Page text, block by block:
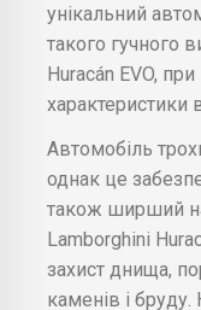
унікальний
такого гучного
Huracán EVO,
характеристики
Автомобіль
однак це
також ширший на
Lamborghini
захист днища,
каменів і